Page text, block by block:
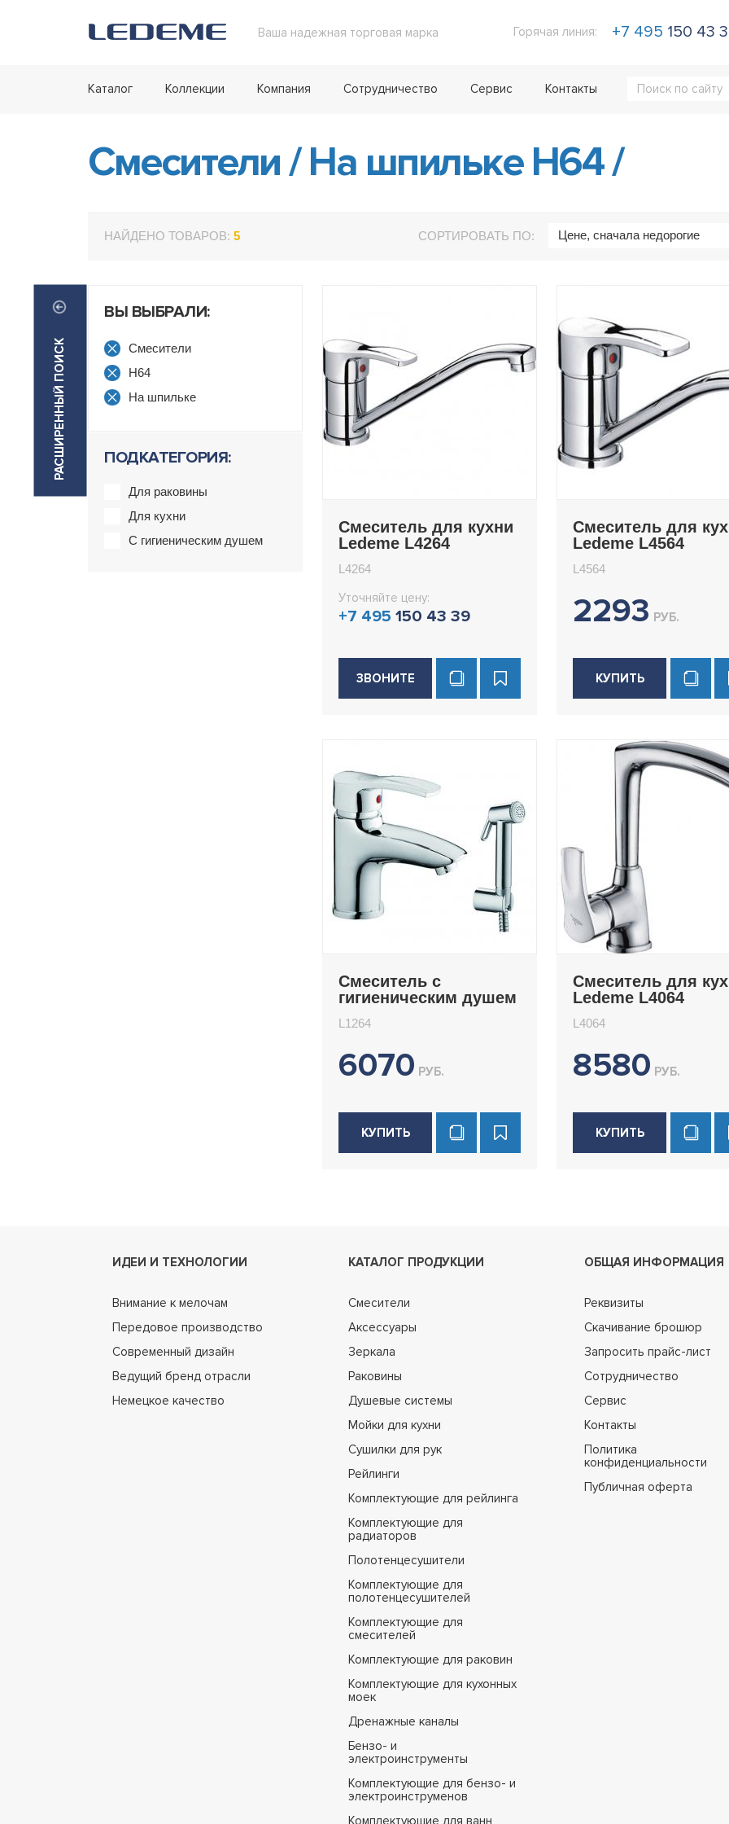
Ваша надежная торговая марка Горячая линия: +7 495 150 43
Каталог Коллекции Компания Сотрудничество Сервис Контакты
Смесители/На шпильке H64/
НАЙДЕНО ТОВАРОВ: 5 СОРТИРОВАТЬ ПО: Цене, сначала недорогие
РАСШИРЕННЫЙ ПОИСК
ВЫ ВЫБРАЛИ:
Смесители
H64
На шпильке
ПОДКАТЕГОРИЯ:
Для раковины
Для кухни
С гигиеническим душем
Смеситель для кухни
Ledeme L4264
L4264
Уточняйте цену:
+7 495 150 43 39
ЗВОНИТЕ
Смеситель для
Ledeme L4564
L4564
2293 РУБ.
КУПИТЬ
Смеситель с
гигиеническим душем
L1264
6070 РУБ.
КУПИТЬ
Смеситель для
Ledeme L4064
L4064
8580 РУБ.
КУПИТЬ
ИДЕИ И ТЕХНОЛОГИИ
Внимание к мелочам
Передовое производство
Современный дизайн
Ведущий бренд отрасли
Немецкое качество
КАТАЛОГ ПРОДУКЦИИ
Смесители
Аксессуары
Зеркала
Раковины
Душевые системы
Мойки для кухни
Сушилки для рук
Рейлинги
Комплектующие для рейлинга
Комплектующие для
радиаторов
Полотенцесушители
Комплектующие для
полотенцесушителей
Комплектующие для
смесителей
Комплектующие для раковин
Комплектующие для кухонных
моек
Дренажные каналы
Бензо- и
электроинструменты
Комплектующие для бензо- и
электроинструменов
Комплектующие для ванн
ОБЩАЯ ИНФОРМАЦИЯ
Реквизиты
Скачивание брошюр
Запросить прайс-лист
Сотрудничество
Сервис
Контакты
Политика
конфиденциальности
Публичная оферта